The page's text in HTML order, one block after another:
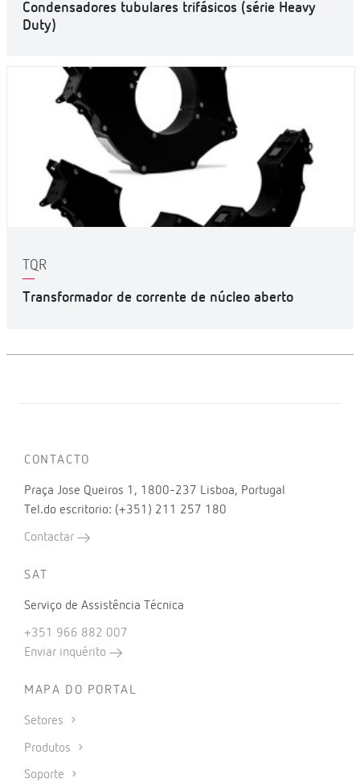
Condensadores tubulares trifásicos (série Heavy
Duty)
TQR
Transformador de corrente de núcleo aberto
CONTACTO
Praça Jose Queiros 1, 1800-237 Lisboa, Portugal
Tel.do escritorio: (+351) 211 257 180
Contactar
SAT
Serviço de Assistência Técnica
+351 966 882 007
Enviar inquérito
MAPA DO PORTAL
Setores
Produtos
Soporte